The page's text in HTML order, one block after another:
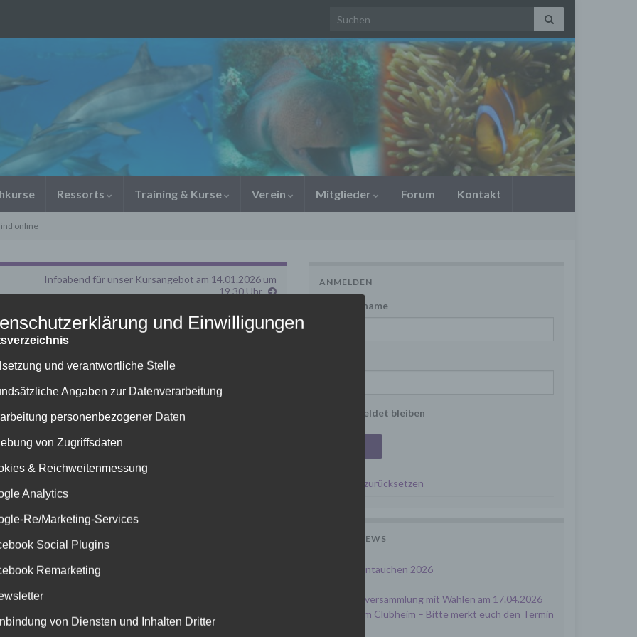
Search for:
Ressorts Training & Kurse Verein Mitglieder Forum Kontakt
online
Infoabend für unser Kursangebot am 14.01.2026 um
19.30 Uhr
sind online
ANMELDEN
Benutzername
Angemeldet bleiben
Passwort zurücksetzen
LETZTE NEWS
Frühjahrsantauchen 2026
Mitgliederversammlung mit Wahlen am 17.04.2026
um 19.00 im Clubheim – Bitte merkt euch den Termin
und Einwilligungen
und verantwortliche Stelle
Angaben zur Datenverarbeitung
personenbezogener Daten
von Zugriffsdaten
& Reichweitenmessung
Analytics
Re/Marketing-Services
Social Plugins
Remarketing
von Diensten und Inhalten Dritter